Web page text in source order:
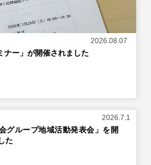
ナー」が開催されました
2026.08.07
会グループ地域活動発表会」を開
た
2026.7.1